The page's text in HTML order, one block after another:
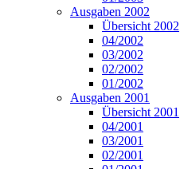
Ausgaben 2002
Übersicht 2002
04/2002
03/2002
02/2002
01/2002
Ausgaben 2001
Übersicht 2001
04/2001
03/2001
02/2001